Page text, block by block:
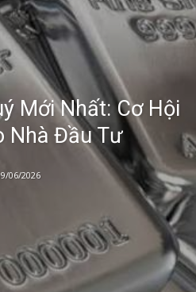
Mới Nhất: Cơ Hội
Nhà Đầu Tư
06/2026